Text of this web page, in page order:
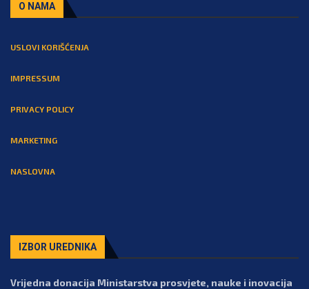
O NAMA
USLOVI KORIŠĆENJA
IMPRESSUM
PRIVACY POLICY
MARKETING
NASLOVNA
IZBOR UREDNIKA
Vrijedna donacija Ministarstva prosvjete, nauke i inovacija